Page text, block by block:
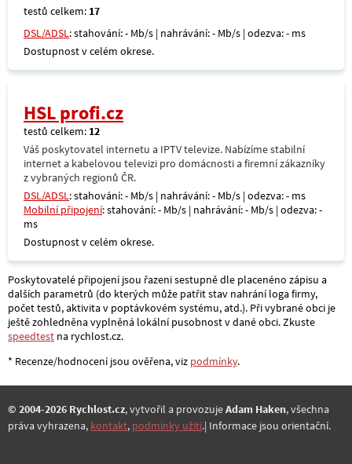
testů celkem: 17
DSL/ADSL: stahování: - Mb/s | nahrávání: - Mb/s | odezva: - ms
Dostupnost v celém okrese.
HSL profi.cz
testů celkem: 12
Váš poskytovatel internetu a IPTV televize. Nabízíme stabilní
internet a kabelovou televizi pro domácnosti a firemní zákazníky
z vybraných regionů ČR.
DSL/ADSL: stahování: - Mb/s | nahrávání: - Mb/s | odezva: - ms
Mobilní připojení: stahování: - Mb/s | nahrávání: - Mb/s | odezva: -
ms
Dostupnost v celém okrese.
Poskytovatelé připojení jsou řazeni sestupně dle placenéno zápisu a
dalších parametrů (do kterých může patřit stav nahrání loga firmy,
počet testů, aktivita v poptávkovém systému, atd.). Při vybrané obci je
ještě zohledněna vyplněná lokální pusobnost v dané obci. Zkuste
speedtest na rychlost.cz.
* Recenze/hodnocení jsou ověřena, viz podmínky.
© 2004-2026 Rychlost.cz, vytvořil a provozujeAdam Haken, všechna
práva vyhrazena, kontakt, podmínky užití.| Informace jsou orientační.